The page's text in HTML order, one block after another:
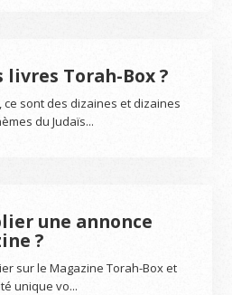
livres Torah-Box ?
ce sont des dizaines et dizaines
du Judaïs...
une annonce
?
sur le Magazine Torah-Box et
unique vo...